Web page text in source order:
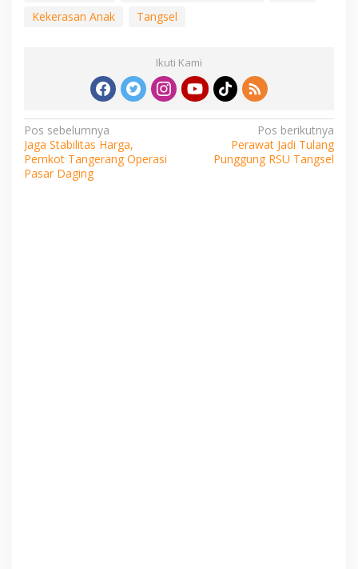
Kekerasan Anak
Tangsel
Ikuti Kami
Navigasi
pos
Pos sebelumnya
Jaga Stabilitas Harga,
Pemkot Tangerang Operasi
Pasar Daging
Pos berikutnya
Perawat Jadi Tulang
Punggung RSU Tangsel